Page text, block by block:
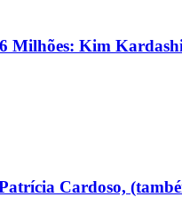
Milhões: Kim
Cardoso,